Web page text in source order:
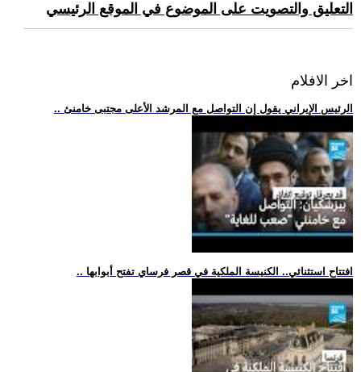
التعليق والتصويت على الموضوع في الموقع الرئيسي
اخر الافلام
.. الرئيس الإيراني يقول إن التواصل مع المرشد الأعلى مجتبى خامنئ
.. افتتاح استثنائي.. الكنيسة الملكية في قصر فرساي تفتح أبوابها